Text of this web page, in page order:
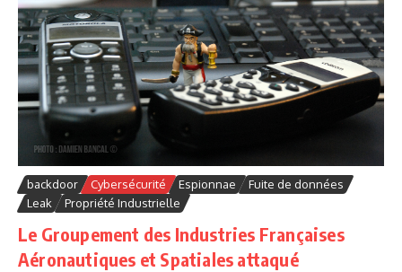
backdoor Cybersécurité Espionnae
Fuite de données
Leak
Propriété Industrielle
Le Groupement des Industries Françaises
Aéronautiques et Spatiales attaqué